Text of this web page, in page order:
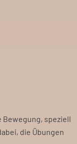
Bewegung, speziell
die Übungen